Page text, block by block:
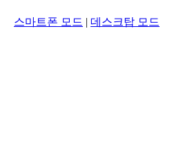
스마트폰 모드 | 데스크탑 모드